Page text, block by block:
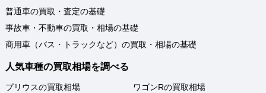
普通車の買取・査定の基礎
事故車・不動車の買取・相場の基礎
商用車（バス・トラックなど）の買取・相場の基礎
人気車種の買取相場を調べる
プリウスの買取相場
ワゴンRの買取相場